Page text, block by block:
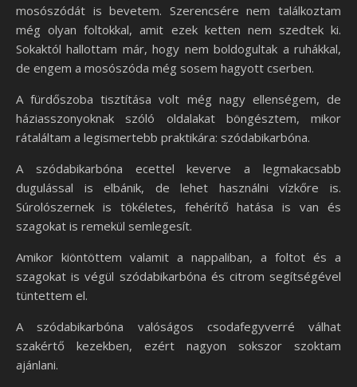
mosószódát is bevetem. Szerencsére nem találkoztam
még olyan foltokkal, amit ezek ketten nem szedtek ki.
Sokaktól hallottam már, hogy nem boldogultak a ruhákkal,
de engem a mosószóda még sosem hagyott cserben.
A fürdőszoba tisztítása volt még nagy ellenségem, de
háziasszonyoknak szóló oldalakat böngésztem, mikor
rátaláltam a legismertebb praktikára: szódabikarbóna.
A szódabikarbóna ecettel keverve a legmakacsabb
dugulással is elbánik, de lehet használni vízkőre is.
Súrolószernek is tökéletes, fehérítő hatása is van és
szagokat is remekül semlegesít.
Amikor kiöntöttem valamit a nappaliban, a foltot és a
szagokat is végül szódabikarbóna és citrom segítségével
tüntettem el.
A szódabikarbóna valóságos csodafegyverré válhat
szakértő kezekben, ezért nagyon sokszor szoktam
ajánlani.